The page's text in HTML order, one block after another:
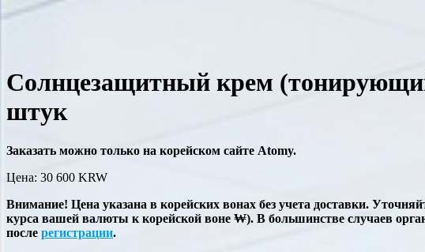
Солнцезащитный крем
штук
Заказать можно только на корейском сайте Atomy.
Цена: 30 600 KRW
Внимание! Цена указана в корейских вонах без учета доставки.
курса вашей валюты к корейской воне ₩). В большинстве случаев
после регистрации.